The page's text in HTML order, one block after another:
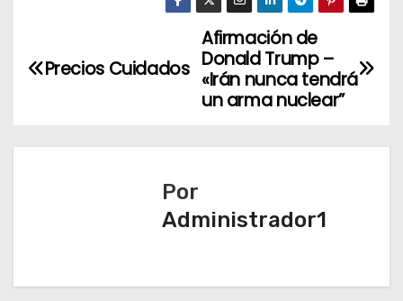
a
Afirmación de
Donald Trump –
«Irán nunca tendrá
un arma nuclear”
Precios Cuidados
Por
Administrador1